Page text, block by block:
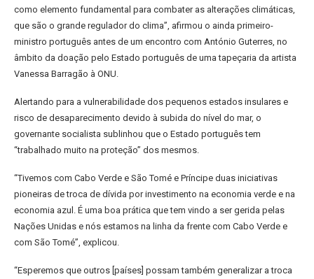
como elemento fundamental para combater as alterações climáticas,
que são o grande regulador do clima”, afirmou o ainda primeiro-
ministro português antes de um encontro com António Guterres, no
âmbito da doação pelo Estado português de uma tapeçaria da artista
Vanessa Barragão à ONU.
Alertando para a vulnerabilidade dos pequenos estados insulares e
risco de desaparecimento devido à subida do nível do mar, o
governante socialista sublinhou que o Estado português tem
“trabalhado muito na proteção” dos mesmos.
“Tivemos com Cabo Verde e São Tomé e Príncipe duas iniciativas
pioneiras de troca de dívida por investimento na economia verde e na
economia azul. É uma boa prática que tem vindo a ser gerida pelas
Nações Unidas e nós estamos na linha da frente com Cabo Verde e
com São Tomé”, explicou.
“Esperemos que outros [países] possam também generalizar a troca